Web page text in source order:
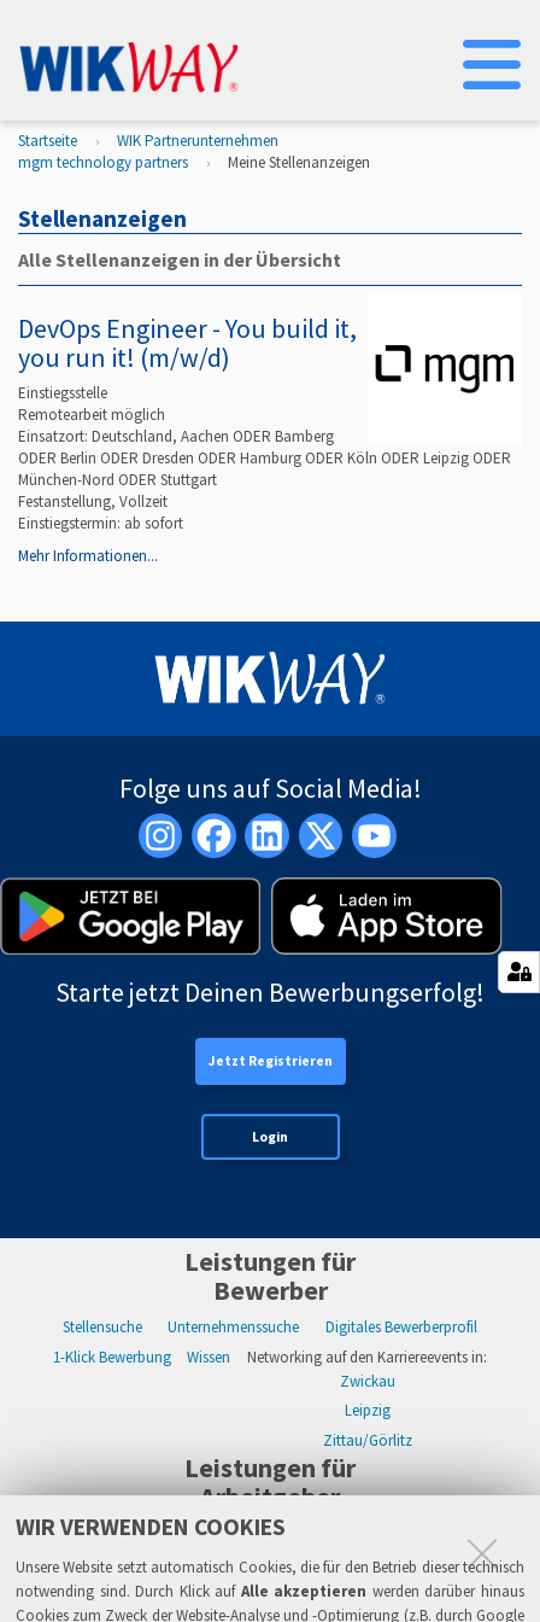
WIR VERWENDEN COOKIES
Unsere Website setzt automatisch Cookies, die für den Betrieb dieser technisch
notwending sind. Durch Klick auf Alle akzeptieren werden darüber hinaus
Cookies zum Zweck der Website-Analyse und -Optimierung (z.B. durch Google
Startseite
WIK Partnerunternehmen
mgm technology partners
Meine Stellenanzeigen
Stellenanzeigen
Alle Stellenanzeigen in der Übersicht
DevOps Engineer - You build it,
you run it! (m/w/d)
Einstiegsstelle
Remotearbeit möglich
Einsatzort: Deutschland, Aachen ODER Bamberg
ODER Berlin ODER Dresden ODER Hamburg ODER Köln ODER Leipzig ODER
München-Nord ODER Stuttgart
Festanstellung, Vollzeit
Einstiegstermin: ab sofort
Mehr Informationen...
Folge uns auf Social Media!
Starte jetzt Deinen Bewerbungserfolg!
Jetzt Registrieren
Login
Leistungen für
Bewerber
Stellensuche Unternehmenssuche
Digitales Bewerberprofil
1-Klick Bewerbung
Wissen
Networking auf den Karriereevents in:
Zwickau
Leipzig
Zittau/Görlitz
Leistungen für
Arbeitgeber
WIKWAY Online-Recruiting Kostenloses Firmenprofil
Alle Einzelleistungen
Wissen
Live-Recruiting auf Karriereevents in:
Zwickau
Leipzig